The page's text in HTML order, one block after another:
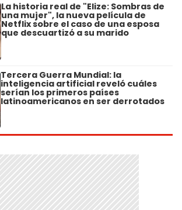
La historia real de "Elize: Sombras de
una mujer", la nueva película de
Netflix sobre el caso de una esposa
que descuartizó a su marido
Tercera Guerra Mundial: la
inteligencia artificial reveló cuáles
serían los primeros países
latinoamericanos en ser derrotados